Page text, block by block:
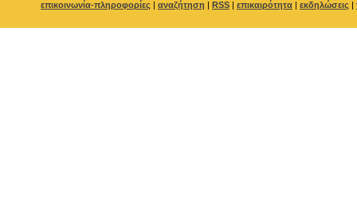
επικοινωνία-πληροφορίες | αναζήτηση | RSS | επικαιρότητα | εκδηλώσεις |